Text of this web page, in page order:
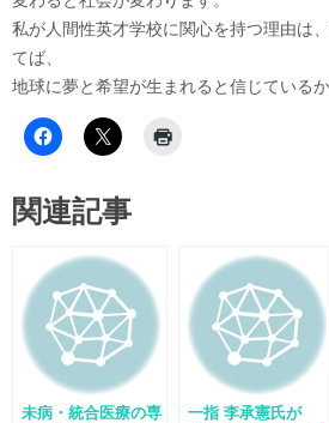
私が人間性英才学校に関心を持つ理由は
てば、
地球に夢と希望が生まれると信じているか
関連記事
未病・統合医療の専
一指 李承憲氏が